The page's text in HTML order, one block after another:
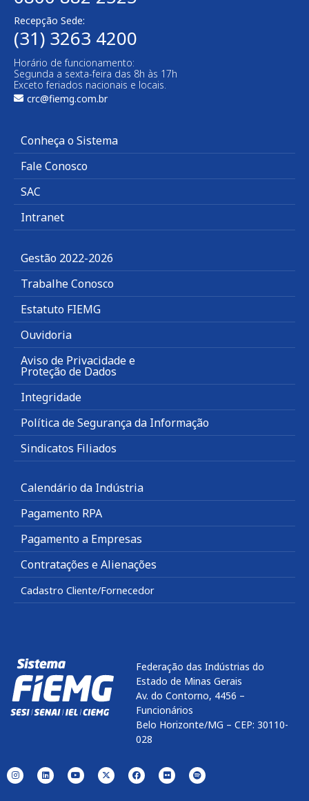
Recepção Sede:
(31) 3263 4200
Horário de funcionamento:
Segunda a sexta-feira das 8h às 17h
Exceto feriados nacionais e locais.
crc@fiemg.com.br
Conheça o Sistema
Fale Conosco
SAC
Intranet
Gestão 2022-2026
Trabalhe Conosco
Estatuto FIEMG
Ouvidoria
Aviso de Privacidade e
Proteção de Dados
Integridade
Política de Segurança da Informação
Sindicatos Filiados
Calendário da Indústria
Pagamento RPA
Pagamento a Empresas
Contratações e Alienações
Cadastro Cliente/Fornecedor
Federação das Indústrias do
Estado de Minas Gerais
Av. do Contorno, 4456 –
Funcionários
Belo Horizonte/MG – CEP: 30110-
028